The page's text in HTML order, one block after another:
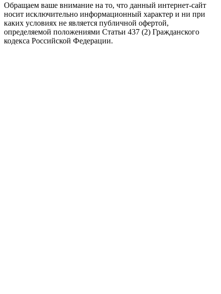
Обращаем ваше внимание на то, что данный интернет-сайт
носит исключительно информационный характер и ни при
каких условиях не является публичной офертой,
определяемой положениями Статьи 437 (2) Гражданского
кодекса Российской Федерации.